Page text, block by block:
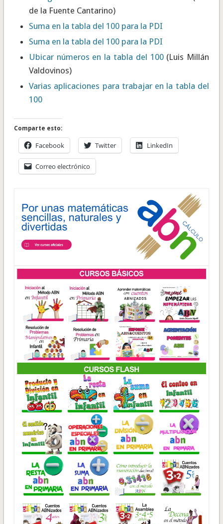
de la Fuente Cantarino)
Suma en la tabla del 100 para la PDI
Suma en la tabla del 100 para la PDI
Ubicar números en la tabla del 100(Luis Millán
Valdovinos)
Varias aplicaciones para trabajar en la tabla del
100
Comparte esto:
Facebook Twitter LinkedIn
Correo electrónico